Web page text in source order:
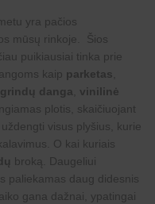
yra pačios
mūsų rinkoje. Šios
puikiausiai tinka prie
kaip parketas
danga
vinilinė
plotis, skaičiuojant
visus plyšius, kurie
O kai kuriais
broką. Daugeliui
paliekamas daug didesnis
gana dažnai, ypatingai